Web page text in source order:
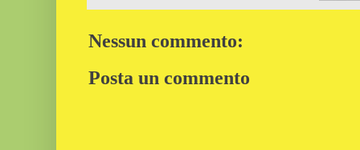
Nessun commento:
Posta un commento